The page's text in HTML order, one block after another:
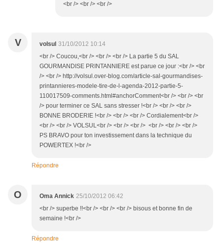
<br /> <br /> <br />
V volsul 31/10/2012 10:14
<br /> Coucou,<br /> <br /> <br /> La partie 5 du SAL
GOURMANDISE PRINTANNIERE est parue ce jour :<br /> <br
/> <br /> http://volsul.over-blog.com/article-sal-gourmandises-
printannieres-modele-tire-de-l-agenda-2012-partie-5-
110017509-comments.html#anchorComment<br /> <br /> <br
/> pour terminer ce SAL sans stresser !<br /> <br /> <br />
BONNE BRODERIE !<br /> <br /> <br /> Cordialement<br />
<br /> <br /> VOLSUL<br /> <br /> <br /> <br /> <br /> <br />
PS BRAVO pour ton investissement dans la technique du
POWERTEX !<br />
Répondre
O Oma Annick 25/10/2012 06:42
<br /> superbe !!<br /> <br /> <br /> bisous et bonne fin de
semaine !<br />
Répondre